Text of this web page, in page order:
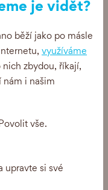
je vidět?
běží jako po másle
využíváme
zbydou, říkají,
i našim
vše.
upravte si své